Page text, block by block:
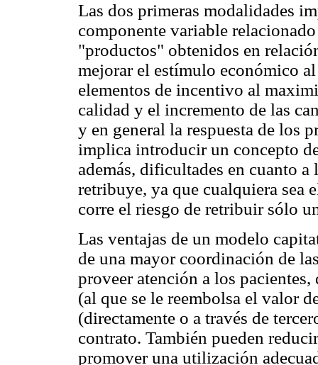
Las dos primeras modalidades
componente variable
"productos" obtenidos en
mejorar el estímulo económico
elementos de incentivo al
calidad y el incremento de las
y en general la respuesta de los
implica introducir un concepto
además, dificultades en cuanto
retribuye, ya que cualquiera sea
corre el riesgo de retribuir sólo
Las ventajas de un modelo
de una mayor coordinación de
proveer atención a los
(al que se le reembolsa el valor
(directamente o a través de
contrato. También pueden
promover una utilización